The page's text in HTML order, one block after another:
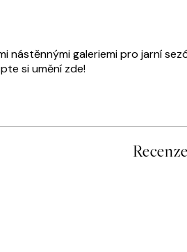
nástěnnými galeriemi pro jarní
si umění zde!